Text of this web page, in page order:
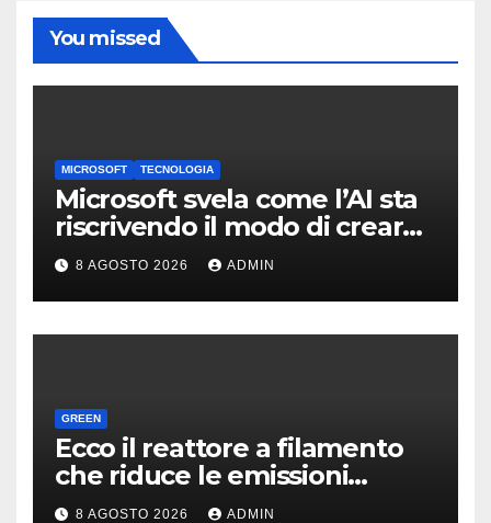
You missed
MICROSOFT TECNOLOGIA
Microsoft svela come l’AI sta
riscrivendo il modo di creare
software
8 AGOSTO 2026 ADMIN
GREEN
Ecco il reattore a filamento
che riduce le emissioni
dell’industria chimica
8 AGOSTO 2026 ADMIN